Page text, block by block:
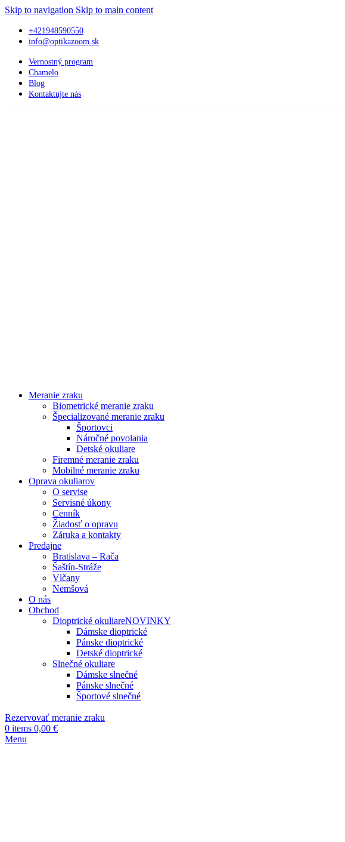
Skip to navigation Skip to main content
+421948590550
info@optikazoom.sk
Vernostný program
Chamelo
Blog
Kontaktujte nás
Meranie zraku
Biometrické meranie zraku
Špecializované meranie zraku
Športovci
Náročné povolania
Detské okuliare
Firemné meranie zraku
Mobilné meranie zraku
Oprava okuliarov
O servise
Servisné úkony
Cenník
Žiadosť o opravu
Záruka a kontakty
Predajne
Bratislava – Rača
Šaštín-Stráže
Vlčany
Nemšová
O nás
Obchod
Dioptrické okuliareNOVINKY
Dámske dioptrické
Pánske dioptrické
Detské dioptrické
Slnečné okuliare
Dámske slnečné
Pánske slnečné
Športové slnečné
Rezervovať meranie zraku
0 items 0,00 €
Menu